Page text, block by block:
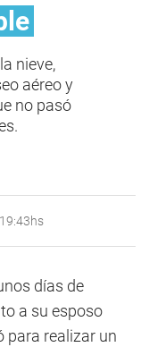
nieve,
aéreo y
no pasó
días de
a su esposo
para realizar un